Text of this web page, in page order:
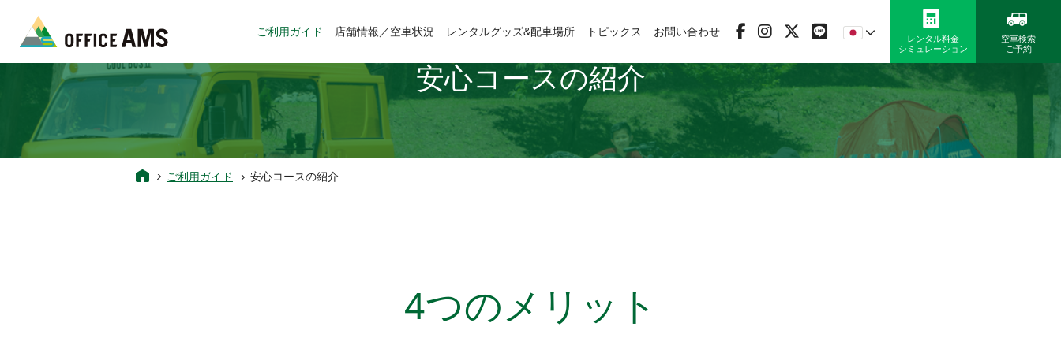
ご利用ガイド 店舗情報／空車状況 レンタルグッズ&配車場所 トピックス お問い合わせ
レンタル料金
シミュレーション
空車検索
ご予約
安心コースの紹介
ご利用ガイド 安心コースの紹介
4つのメリット